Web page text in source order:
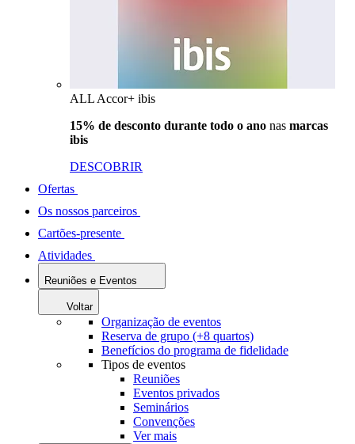
ALL Accor+ ibis
15% de desconto durante todo o ano nas marcas
ibis
DESCOBRIR
Ofertas
Os nossos parceiros
Cartões-presente
Atividades
Reuniões e Eventos
Voltar
Organização de eventos
Reserva de grupo (+8 quartos)
Benefícios do programa de fidelidade
Tipos de eventos
Reuniões
Eventos privados
Seminários
Convenções
Ver mais